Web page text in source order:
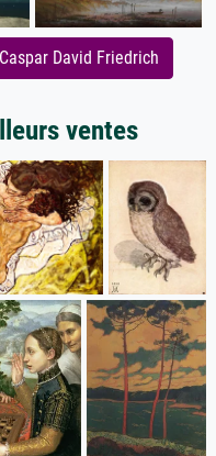
David Friedrich
ventes